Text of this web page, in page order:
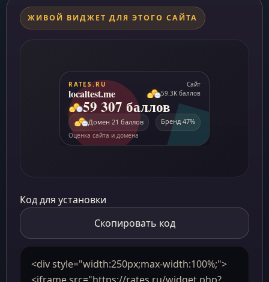
ЖИВОЙ ВИДЖЕТ ДЛЯ ЭТОГО САЙТА
Код для установки
Скопировать код